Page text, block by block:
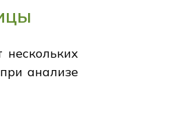
анализе